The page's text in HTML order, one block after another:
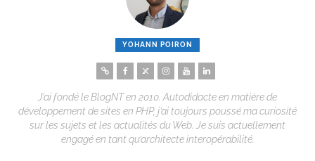
YOHANN POIRON
J’ai fondé le BlogNT en 2010. Autodidacte en matière de
développement de sites en PHP, j’ai toujours poussé ma curiosité
sur les sujets et les actualités du Web. Je suis actuellement
engagé en tant qu’architecte interopérabilité.